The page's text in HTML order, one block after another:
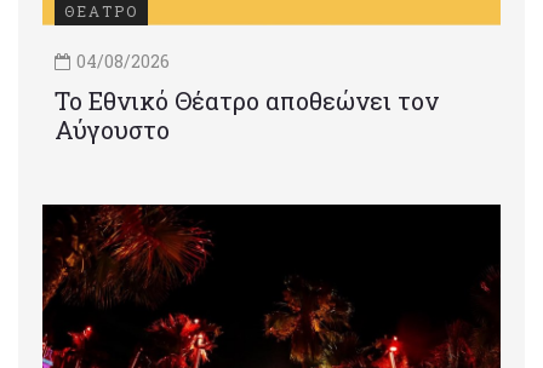
ΘΕΑΤΡΟ
04/08/2026
Το Εθνικό Θέατρο αποθεώνει τον
Αύγουστο